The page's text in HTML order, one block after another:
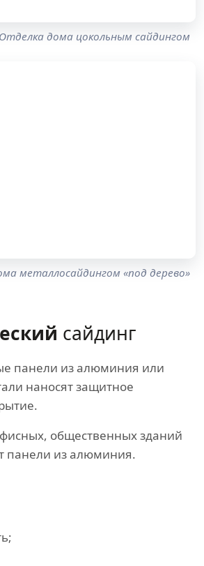
Отделка дома цокольным сайдингом
металлосайдингом «под дерево»
сайдинг
панели из алюминия или
наносят защитное
общественных зданий
панели из алюминия.